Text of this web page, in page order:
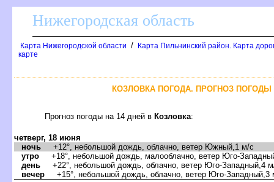
Нижегородская область
Карта Нижегородской области /
Карта Пильнинский район. Карта
карте
КОЗЛОВКА ПОГОДА. ПРОГНОЗ ПОГОДЫ
Прогноз погоды на 14 дней Козловка:
четверг, 18 июня
ночь +12°, небольшой дождь, облачно, ветер Южный,1 м/с
утро +18°, небольшой дождь, малооблачно, ветер Юго-
день +22°, небольшой дождь, облачно, ветер Юго-Западный,4
ечер +15°, небольшой дождь, облачно, ветер Юго-Западный,3